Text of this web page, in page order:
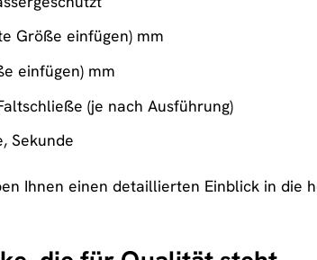
Größe einfügen) mm
einfügen) mm
(je nach Ausführung)
Sekunde
Ihnen einen detaillierten Einblick in